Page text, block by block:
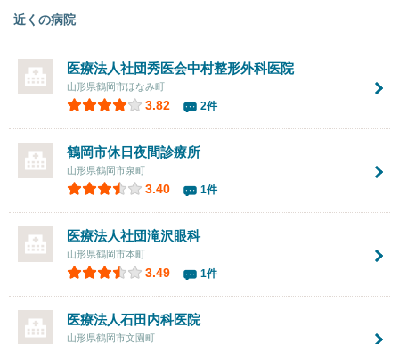
近くの病院
医療法人社団秀医会中村整形外科医院
山形県鶴岡市ほなみ町
3.82 2件
鶴岡市休日夜間診療所
山形県鶴岡市泉町
3.40 1件
医療法人社団滝沢眼科
山形県鶴岡市本町
3.49 1件
医療法人石田内科医院
山形県鶴岡市文園町